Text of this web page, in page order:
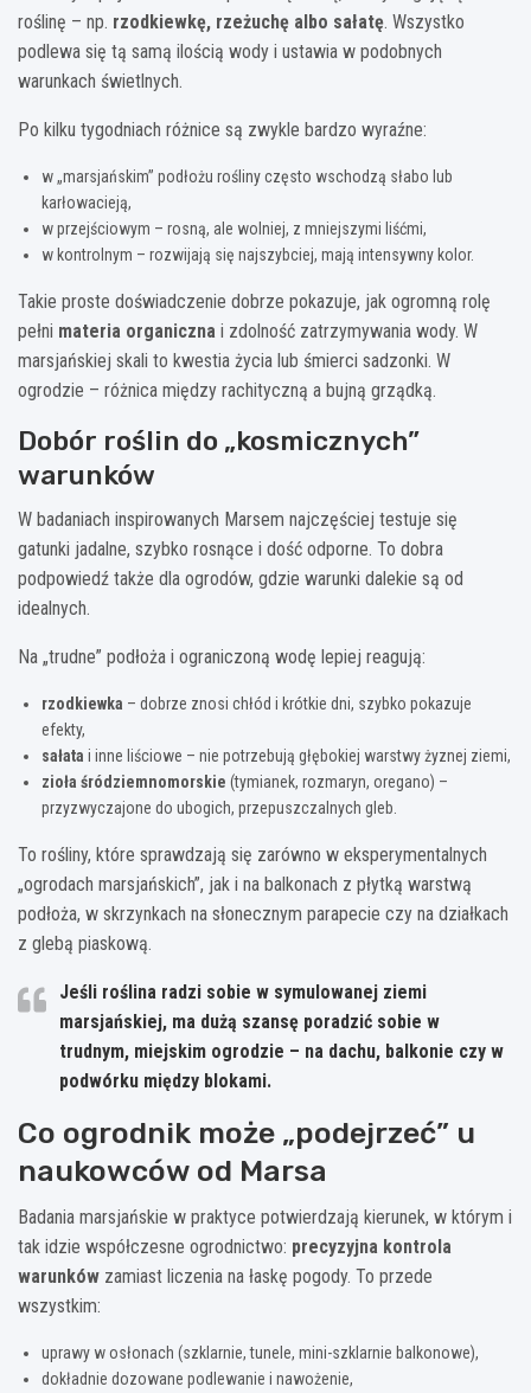
roślinę – np. rzodkiewkę, rzeżuchę albo sałatę. Wszystko
podlewa się tą samą ilością wody i ustawia w podobnych
warunkach świetlnych.
Po kilku tygodniach różnice są zwykle bardzo wyraźne:
w „marsjańskim” podłożu rośliny często wschodzą słabo lub
karłowacieją,
w przejściowym – rosną, ale wolniej, z mniejszymi liśćmi,
w kontrolnym – rozwijają się najszybciej, mają intensywny kolor.
Takie proste doświadczenie dobrze pokazuje, jak ogromną rolę
pełni materia organiczna i zdolność zatrzymywania wody. W
marsjańskiej skali to kwestia życia lub śmierci sadzonki. W
ogrodzie – różnica między rachityczną a bujną grządką.
Dobór roślin do „kosmicznych”
warunków
W badaniach inspirowanych Marsem najczęściej testuje się
gatunki jadalne, szybko rosnące i dość odporne. To dobra
podpowiedź także dla ogrodów, gdzie warunki dalekie są od
idealnych.
Na „trudne” podłoża i ograniczoną wodę lepiej reagują:
rzodkiewka – dobrze znosi chłód i krótkie dni, szybko pokazuje
efekty,
sałata i inne liściowe – nie potrzebują głębokiej warstwy żyznej ziemi,
zioła śródziemnomorskie (tymianek, rozmaryn, oregano) –
przyzwyczajone do ubogich, przepuszczalnych gleb.
To rośliny, które sprawdzają się zarówno w eksperymentalnych
„ogrodach marsjańskich”, jak i na balkonach z płytką warstwą
podłoża, w skrzynkach na słonecznym parapecie czy na działkach
z glebą piaskową.
Jeśli roślina radzi sobie w symulowanej ziemi
marsjańskiej, ma dużą szansę poradzić sobie w
trudnym, miejskim ogrodzie – na dachu, balkonie czy w
podwórku między blokami.
Co ogrodnik może „podejrzeć” u
naukowców od Marsa
Badania marsjańskie w praktyce potwierdzają kierunek, w którym i
tak idzie współczesne ogrodnictwo: precyzyjna kontrola
warunków zamiast liczenia na łaskę pogody. To przede
wszystkim:
uprawy w osłonach (szklarnie, tunele, mini-szklarnie balkonowe),
dokładnie dozowane podlewanie i nawożenie,